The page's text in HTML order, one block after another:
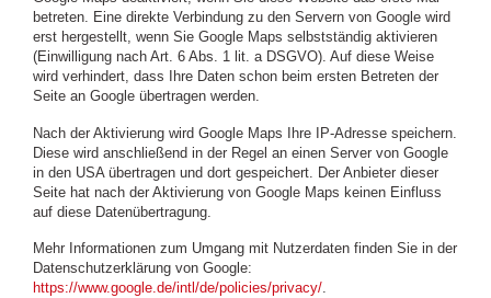
betreten. Eine direkte Verbindung zu den Servern von Google wird
erst hergestellt, wenn Sie Google Maps selbstständig aktivieren
(Einwilligung nach Art. 6 Abs. 1 lit. a DSGVO). Auf diese Weise
wird verhindert, dass Ihre Daten schon beim ersten Betreten der
Seite an Google übertragen werden.
Nach der Aktivierung wird Google Maps Ihre IP-Adresse speichern.
Diese wird anschließend in der Regel an einen Server von Google
in den USA übertragen und dort gespeichert. Der Anbieter dieser
Seite hat nach der Aktivierung von Google Maps keinen Einfluss
auf diese Datenübertragung.
Mehr Informationen zum Umgang mit Nutzerdaten finden Sie in der
Datenschutzerklärung von Google:
https://www.google.de/intl/de/policies/privacy/.